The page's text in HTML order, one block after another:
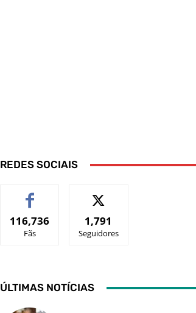
REDES SOCIAIS
116,736
Fãs
1,791
Seguidores
ÚLTIMAS NOTÍCIAS